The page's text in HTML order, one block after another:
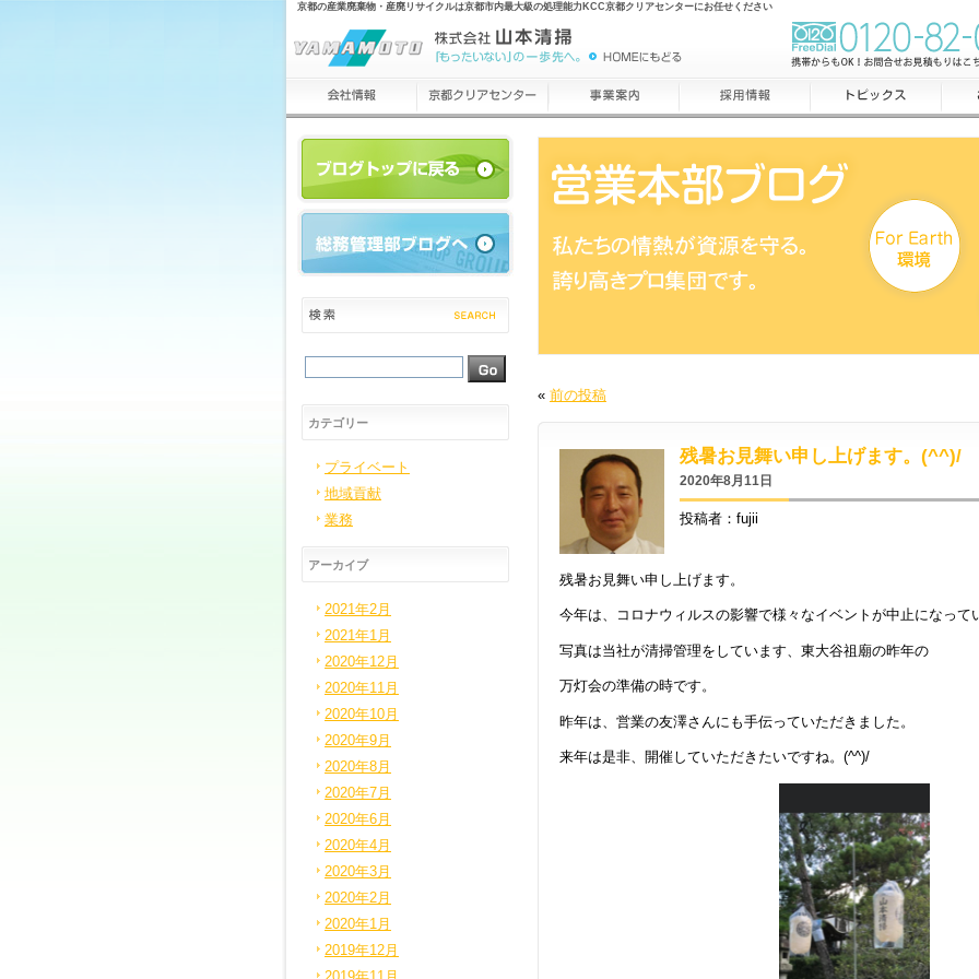
京都の産業廃棄物・産廃リサイクルは京都市内最大級の処理能力KCC京都クリアセンターにお任せください
« 前の投稿
残暑お見舞い申し上げます。(^^)/
2020年8月11日
投稿者：fujii
残暑お見舞い申し上げます。
今年は、コロナウィルスの影響で様々なイベントが中止になって
写真は当社が清掃管理をしています、東大谷祖廟の昨年の
万灯会の準備の時です。
昨年は、営業の友澤さんにも手伝っていただきました。
来年は是非、開催していただきたいですね。(^^)/
カテゴリー
プライベート
地域貢献
業務
アーカイブ
2021年2月
2021年1月
2020年12月
2020年11月
2020年10月
2020年9月
2020年8月
2020年7月
2020年6月
2020年4月
2020年3月
2020年2月
2020年1月
2019年12月